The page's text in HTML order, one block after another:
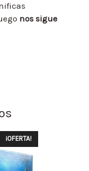
nos sigue
¡OFERTA!